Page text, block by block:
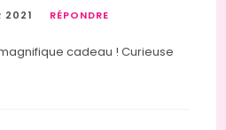
2021 RÉPONDRE
cadeau ! Curieuse